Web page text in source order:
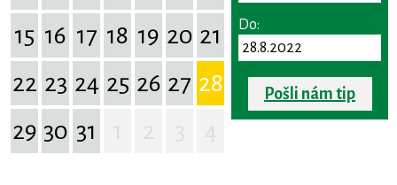
15 16 17 18 19 20 21
22 23 24 25 26 27 28
29 30 31
Do:
Pošli nám tip